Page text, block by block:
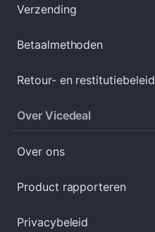
Verzending
Betaalmethoden
Retour- en restitutiebeleid
Over Vicedeal
Over ons
Product rapporteren
Privacybeleid